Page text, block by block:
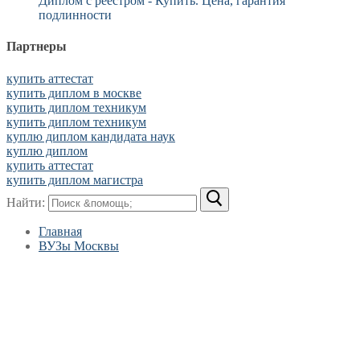
подлинности
Партнеры
купить аттестат
купить диплом в москве
купить диплом техникум
купить диплом техникум
куплю диплом кандидата наук
куплю диплом
купить аттестат
купить диплом магистра
Найти:
Главная
ВУЗы Москвы